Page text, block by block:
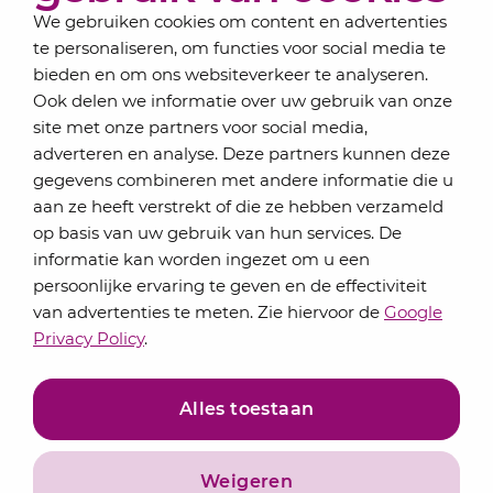
We gebruiken cookies om content en advertenties
te personaliseren, om functies voor social media te
bieden en om ons websiteverkeer te analyseren.
Ook delen we informatie over uw gebruik van onze
site met onze partners voor social media,
adverteren en analyse. Deze partners kunnen deze
gegevens combineren met andere informatie die u
aan ze heeft verstrekt of die ze hebben verzameld
op basis van uw gebruik van hun services. De
informatie kan worden ingezet om u een
persoonlijke ervaring te geven en de effectiviteit
van advertenties te meten. Zie hiervoor de Google
Privacy Policy.
Alles toestaan
Weigeren
Schrijf je in voor onze nieuwsbrief
Elke maand bundelen de adviseurs van Lansigt in
de eSigt het nieuws.
Jouw emailadres
Inschrijven